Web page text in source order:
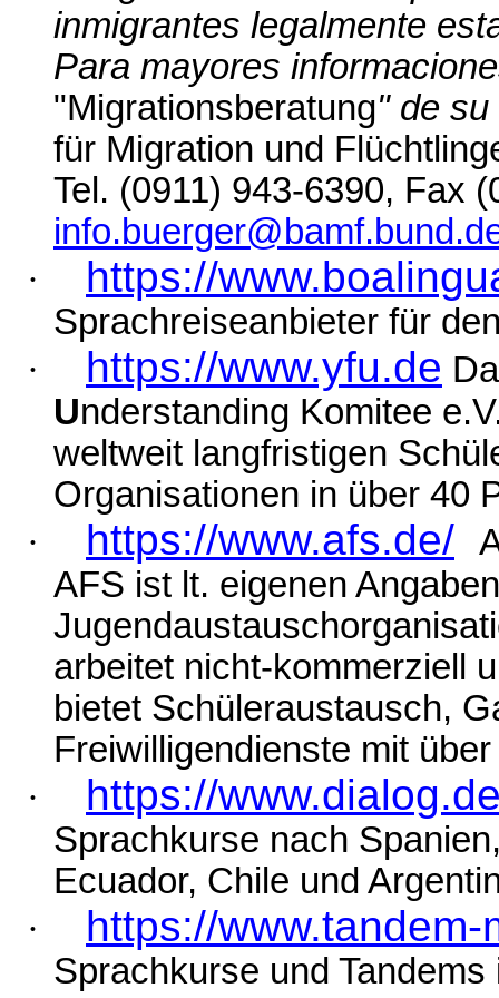
inmigrantes legalmente
Para mayores
"Migrationsberatung" de
für Migration und
Tel. (0911) 943-6390, Fax
·
https://
Sprachreiseanbieter für
·
https://www.yfu.de
Understanding Komitee
weltweit langfristigen
Organisationen in über 40
·
https://www.afs.de/
AFS ist lt. eigenen
arbeitet nicht-kommerziell
bietet Schüleraustausch,
Freiwilligendienste mit
·
https://
Sprachkurse nach
Ecuador, Chile und
·
https://
Sprachkurse und